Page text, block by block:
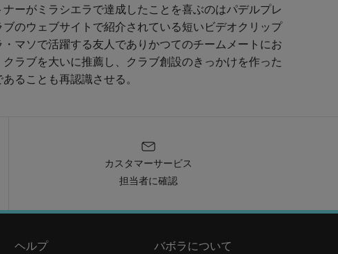
ーがミラシエラで達成したことを喜ぶのはパデルプレ
のウェブサイトで紹介されている短いビデオクリップ
マソで活躍する友人でありかつてのチームメートにお
ラブを大いに推薦し、クラブ創設のきっかけを作った
ることも再認識させる。
カスタマーサービス
担当者に確認
ヘルプ バボラについて